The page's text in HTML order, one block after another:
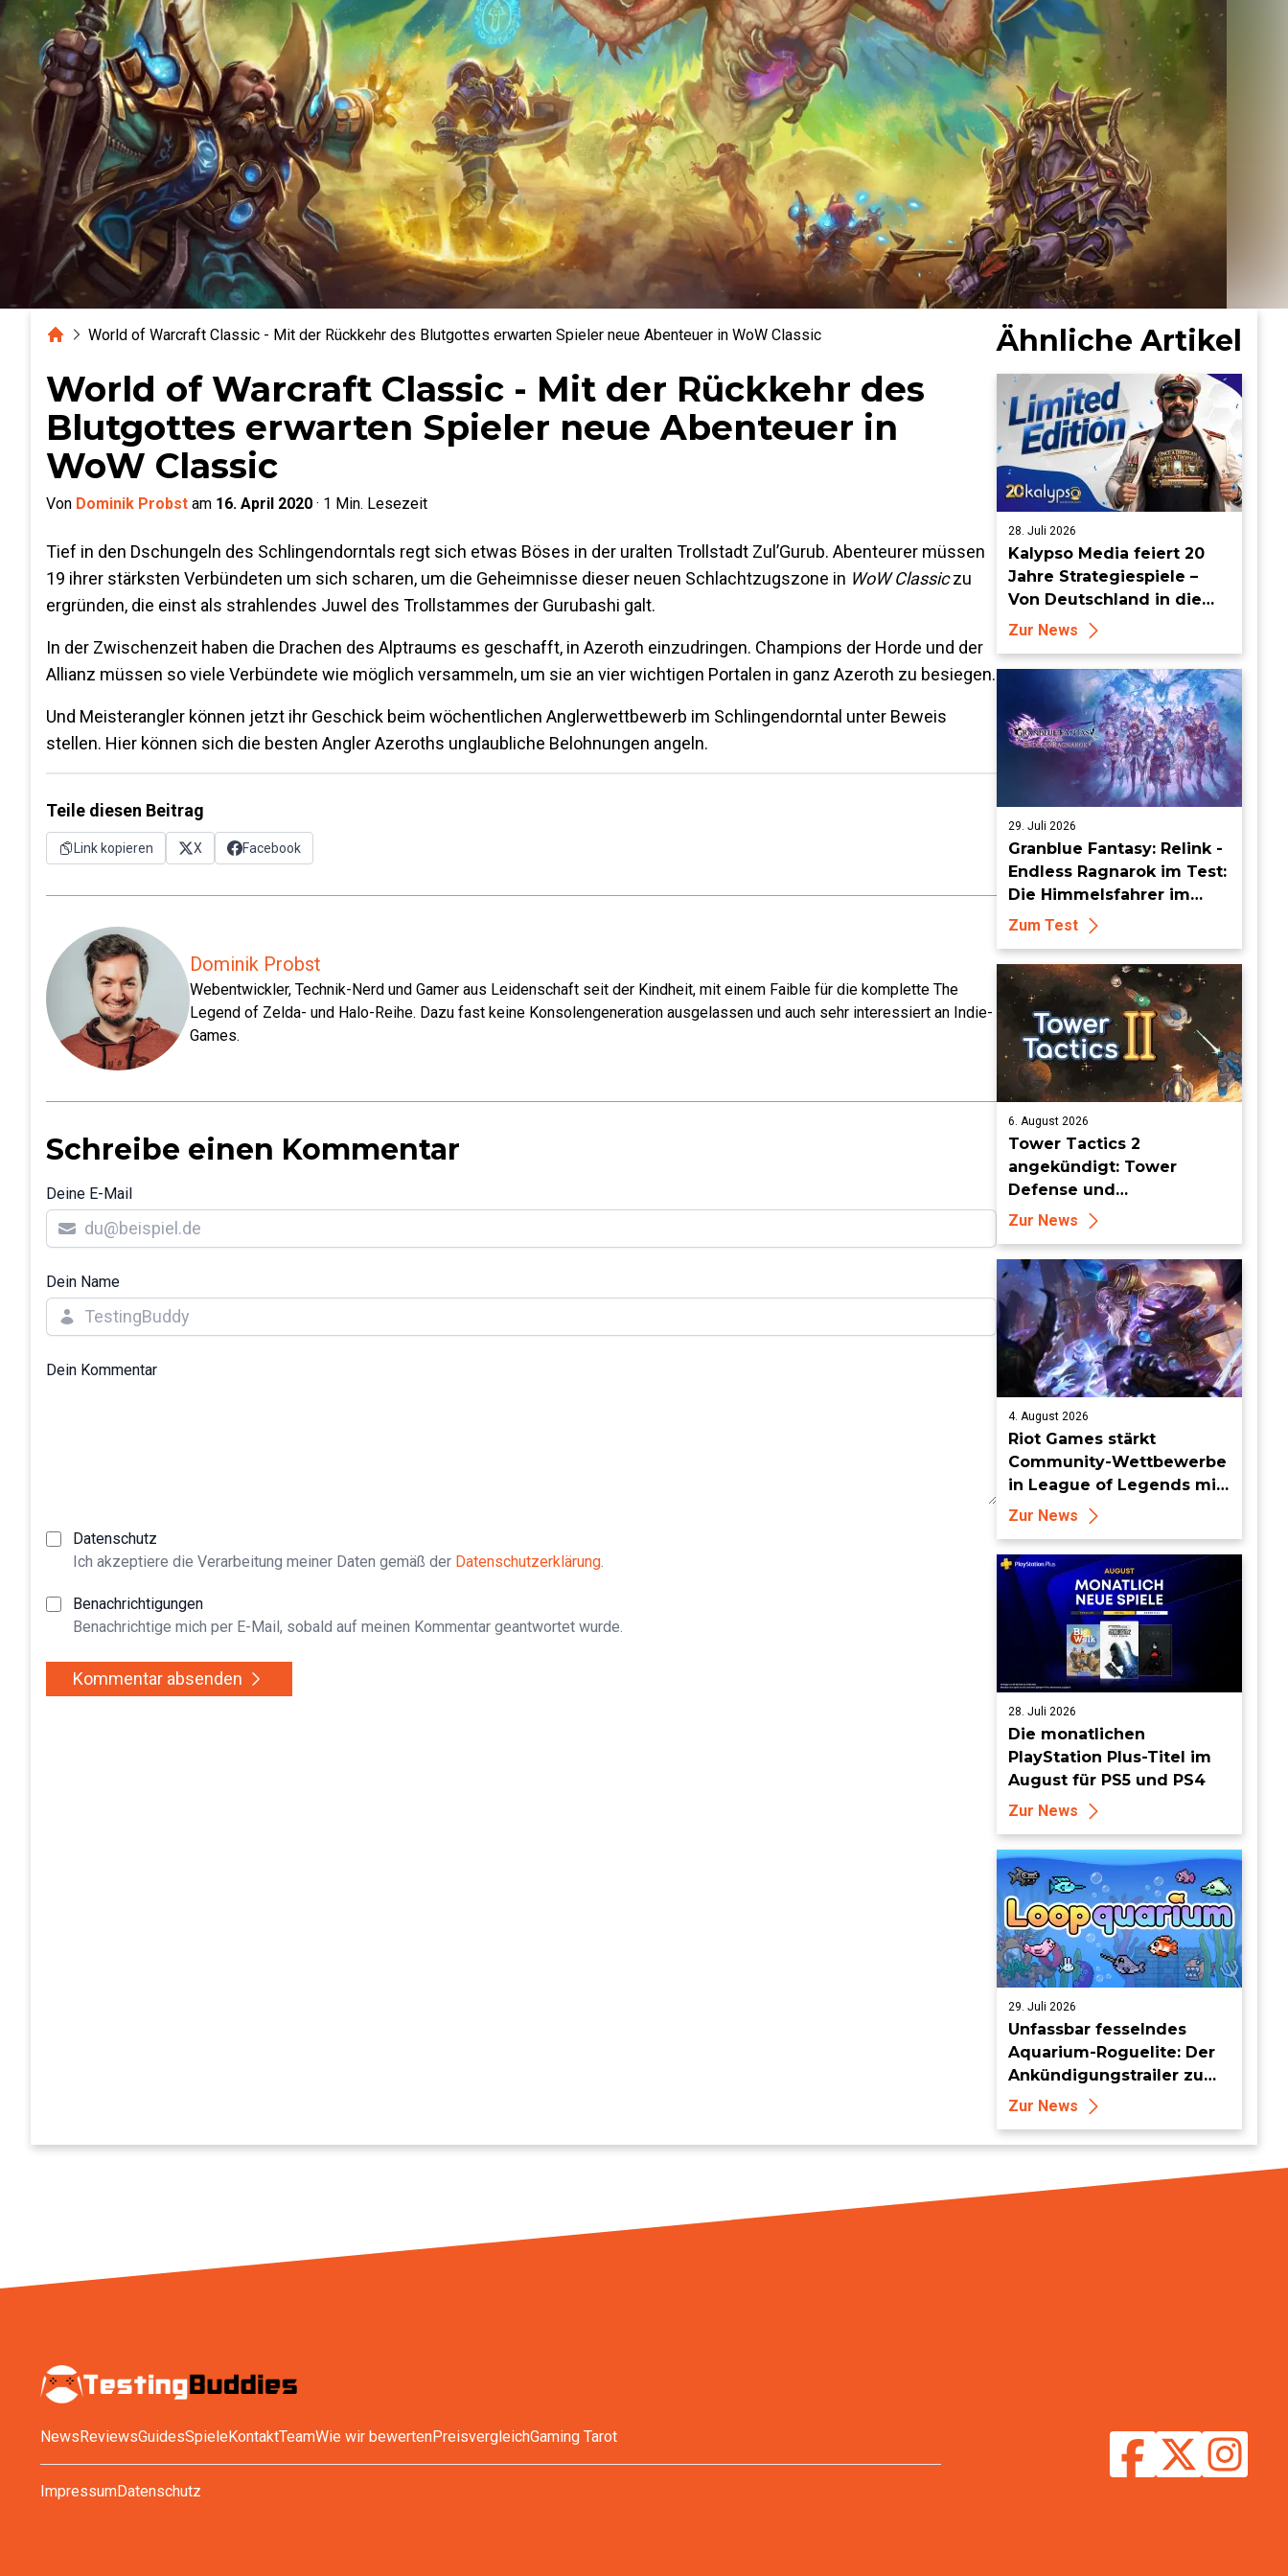
HomeWorld of Warcraft Classic - Mit der Rückkehr des Blutgottes erwarten Spieler neue Abenteuer in WoW Classic
World of Warcraft Classic - Mit der Rückkehr des
Blutgottes erwarten Spieler neue Abenteuer in
WoW Classic
Von Dominik Probst am 16. April 2020 · 1 Min. Lesezeit
Tief in den Dschungeln des Schlingendorntals regt sich etwas Böses in der uralten Trollstadt Zul’Gurub. Abenteurer müssen
19 ihrer stärksten Verbündeten um sich scharen, um die Geheimnisse dieser neuen Schlachtzugszone in WoW Classiczu
ergründen, die einst als strahlendes Juwel des Trollstammes der Gurubashi galt.
In der Zwischenzeit haben die Drachen des Alptraums es geschafft, in Azeroth einzudringen. Champions der Horde und der
Allianz müssen so viele Verbündete wie möglich versammeln, um sie an vier wichtigen Portalen in ganz Azeroth zu besiegen.
Und Meisterangler können jetzt ihr Geschick beim wöchentlichen Anglerwettbewerb im Schlingendorntal unter Beweis
stellen. Hier können sich die besten Angler Azeroths unglaubliche Belohnungen angeln.
Teile diesen Beitrag
Link kopieren X Facebook
Dominik Probst
Webentwickler, Technik-Nerd und Gamer aus Leidenschaft seit der Kindheit, mit einem Faible für die komplette The
Legend of Zelda- und Halo-Reihe. Dazu fast keine Konsolengeneration ausgelassen und auch sehr interessiert an Indie-
Games.
Schreibe einen Kommentar
Deine E-Mail
Dein Name
Dein Kommentar
Datenschutz
Ich akzeptiere die Verarbeitung meiner Daten gemäß der Datenschutzerklärung.
Benachrichtigungen
Benachrichtige mich per E-Mail, sobald auf meinen Kommentar geantwortet wurde.
Kommentar absenden
Ähnliche Artikel
28. Juli 2026
Kalypso Media feiert 20
Jahre Strategiespiele –
Von Deutschland in die
Welt
Zur News
29. Juli 2026
Granblue Fantasy: Relink -
Endless Ragnarok im Test:
Die Himmelsfahrer im
endlosen Endgame
Zum Test
6. August 2026
Tower Tactics 2
angekündigt: Tower
Defense und
Deckbuilding Kombo
kehrt zurück
Zur News
4. August 2026
Riot Games stärkt
Community-Wettbewerbe
in League of Legends mit
neuen Organized-Play-
Zur News
28. Juli 2026
Die monatlichen
PlayStation Plus-Titel im
August für PS5 und PS4
Zur News
29. Juli 2026
Unfassbar fesselndes
Aquarium-Roguelite: Der
Ankündigungstrailer zu
Loopquarium
Zur News
News ReviewsGuidesSpieleKontaktTeamWie wir bewertenPreisvergleichGaming Tarot
ImpressumDatenschutz